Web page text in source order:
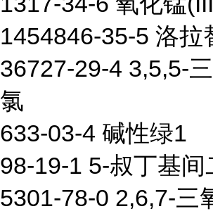
1454846-35-5 洛拉
36727-29-4 3,5,5-
氯
633-03-4 碱性绿1
98-19-1 5-叔丁基间
5301-78-0 2,6,7-三